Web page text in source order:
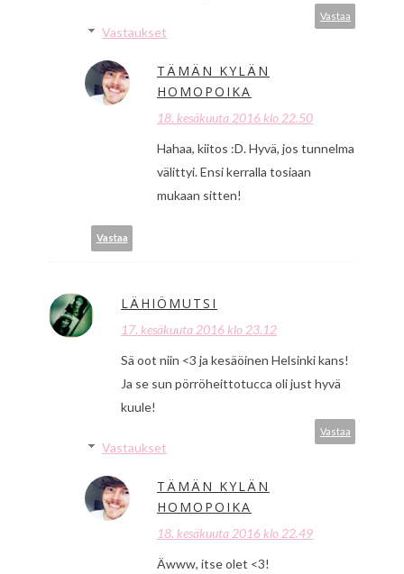
Vastaa
Vastaukset
TÄMÄN KYLÄN
HOMOPOIKA
18. kesäkuuta 2016 klo 22.50
Hahaa, kiitos :D. Hyvä, jos tunnelma
välittyi. Ensi kerralla tosiaan
mukaan sitten!
Vastaa
LÄHIÖMUTSI
17. kesäkuuta 2016 klo 23.12
Sä oot niin <3 ja kesäöinen Helsinki kans!
Ja se sun pörröheittotucca oli just hyvä
kuule!
Vastaa
Vastaukset
TÄMÄN KYLÄN
HOMOPOIKA
18. kesäkuuta 2016 klo 22.49
Äwww, itse olet <3!